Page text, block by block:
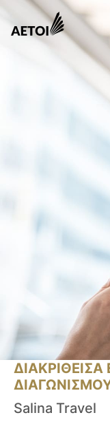
ΔΙΑΚΡΙΘΕΙΣΑ
ΔΙΑΓΩΝΙΣΜΟΥ
Salina Travel